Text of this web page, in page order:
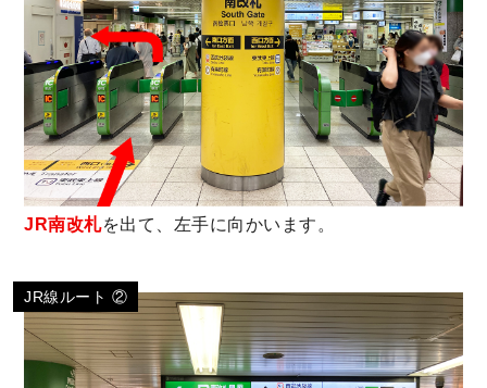
JR南改札を出て、左手に向かいます。
JR線ルート ②